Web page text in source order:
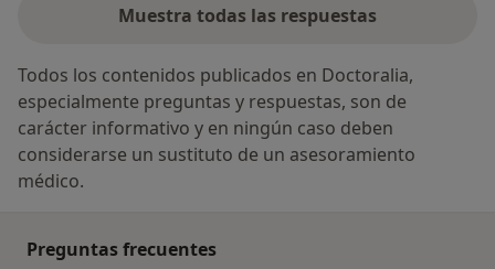
Muestra todas las respuestas
Todos los contenidos publicados en Doctoralia,
especialmente preguntas y respuestas, son de
carácter informativo y en ningún caso deben
considerarse un sustituto de un asesoramiento
médico.
Preguntas frecuentes